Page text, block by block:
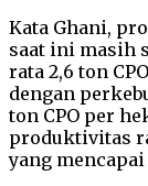
Kata Ghani,
saat ini masih
rata 2,6 ton
dengan
ton CPO per
produktivitas
yang